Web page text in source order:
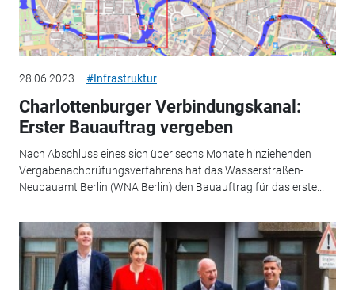
28.06.2023 #Infrastruktur
Charlottenburger Verbindungskanal:
Erster Bauauftrag vergeben
Nach Abschluss eines sich über sechs Monate hinziehenden
Vergabenachprüfungsverfahrens hat das Wasserstraßen-
Neubauamt Berlin (WNA Berlin) den Bauauftrag für das erste...